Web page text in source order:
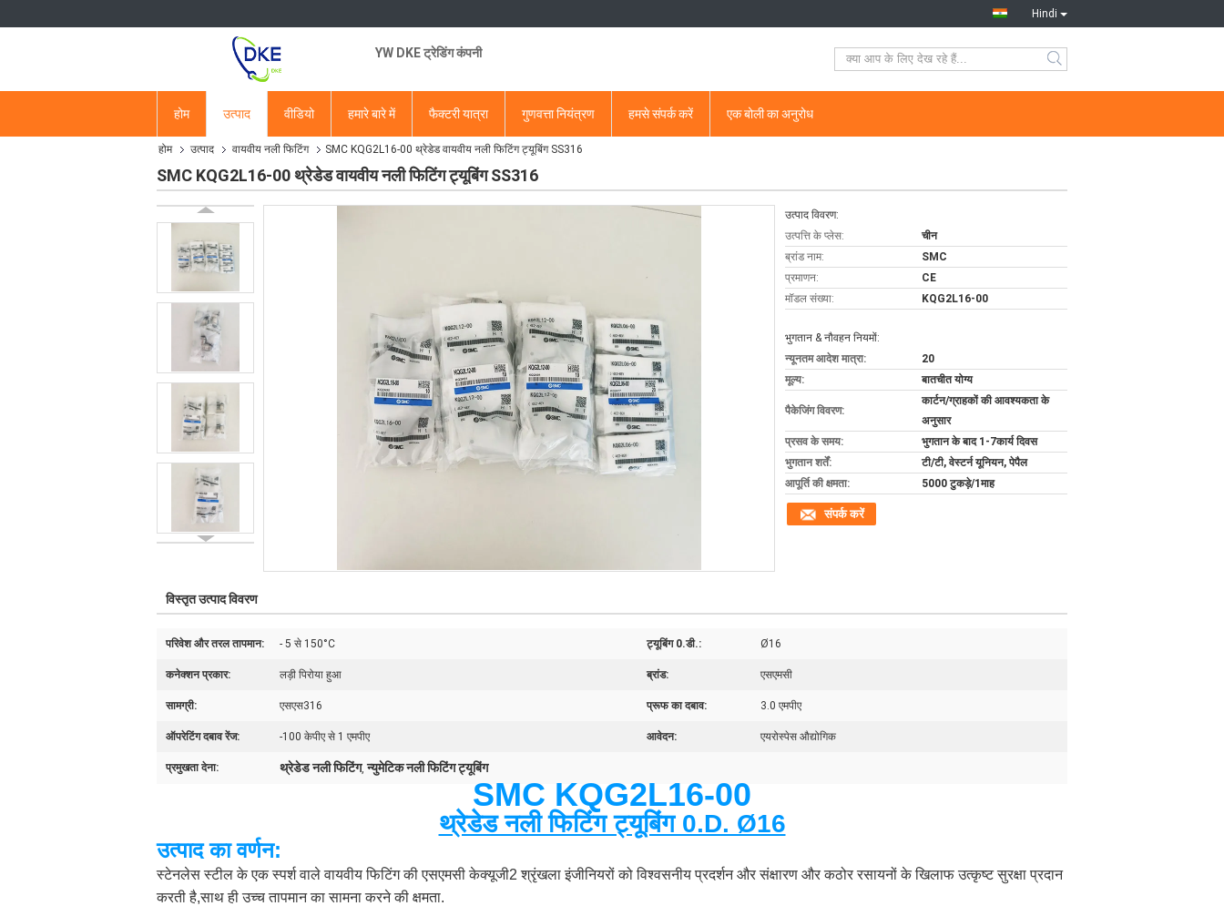
Hindi
YW DKE ट्रेडिंग कंपनी
होम उत्पाद वीडियो हमारे बारे में फैक्टरी यात्रा गुणवत्ता नियंत्रण हमसे संपर्क करें एक बोली का अनुरोध
होम उत्पाद वायवीय नली फिटिंग SMC KQG2L16-00 थ्रेडेड वायवीय नली फिटिंग ट्यूबिंग SS316
SMC KQG2L16-00 थ्रेडेड वायवीय नली फिटिंग ट्यूबिंग SS316
उत्पाद विवरण:
उत्पत्ति के प्लेस:
चीन
ब्रांड नाम:
SMC
प्रमाणन:
CE
मॉडल संख्या:
KQG2L16-00
भुगतान & नौवहन नियमों:
न्यूनतम आदेश मात्रा:
20
मूल्य:
बातचीत योग्य
पैकेजिंग विवरण:
कार्टन/ग्राहकों की आवश्यकता के
अनुसार
प्रसव के समय:
भुगतान के बाद 1-7कार्य दिवस
भुगतान शर्तें:
टी/टी, वेस्टर्न यूनियन, पेपैल
आपूर्ति की क्षमता:
5000 टुकड़े/1माह
संपर्क करें
विस्तृत उत्पाद विवरण
परिवेश और तरल तापमान: - 5 से 150°C ट्यूबिंग 0.डी.: Ø16
कनेक्शन प्रकार: लड़ी पिरोया हुआ ब्रांड: एसएमसी
सामग्री: एसएस316 प्रूफ का दबाव: 3.0 एमपीए
ऑपरेटिंग दबाव रेंज: -100 केपीए से 1 एमपीए आवेदन: एयरोस्पेस औद्योगिक
प्रमुखता देना: थ्रेडेड नली फिटिंग,न्युमेटिक नली फिटिंग ट्यूबिंग
SMC KQG2L16-00
थ्रेडेड नली फिटिंग ट्यूबिंग 0.D. Ø16
उत्पाद का वर्णन:
स्टेनलेस स्टील के एक स्पर्श वाले वायवीय फिटिंग की एसएमसी केक्यूजी2 श्रृंखला इंजीनियरों को विश्वसनीय प्रदर्शन और संक्षारण और कठोर रसायनों के खिलाफ उत्कृष्ट सुरक्षा प्रदान
करती है,साथ ही उच्च तापमान का सामना करने की क्षमता.